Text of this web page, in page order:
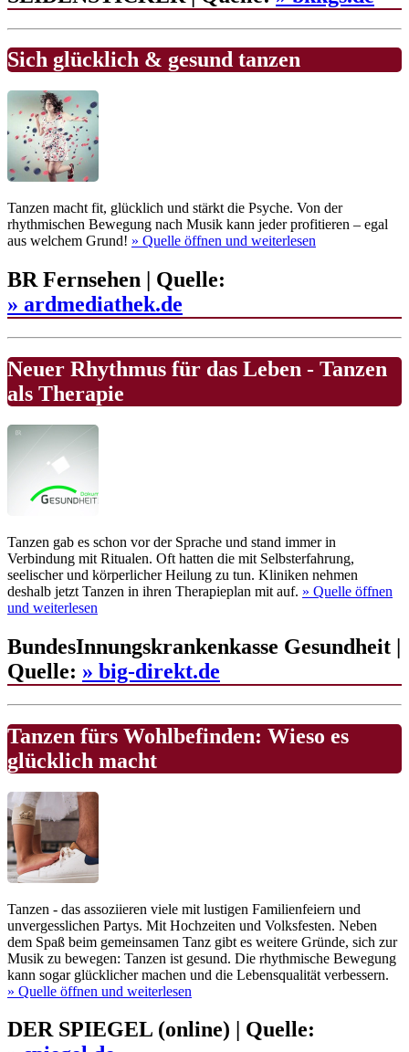
Sich glücklich & gesund tanzen
Tanzen macht fit, glücklich und stärkt die Psyche. Von der
rhythmischen Bewegung nach Musik kann jeder profitieren – egal
aus welchem Grund! » Quelle öffnen und weiterlesen
BR Fernsehen | Quelle:
» ardmediathek.de
Neuer Rhythmus für das Leben - Tanzen
als Therapie
Tanzen gab es schon vor der Sprache und stand immer in
Verbindung mit Ritualen. Oft hatten die mit Selbsterfahrung,
seelischer und körperlicher Heilung zu tun. Kliniken nehmen
deshalb jetzt Tanzen in ihren Therapieplan mit auf. » Quelle öffnen
und weiterlesen
BundesInnungskrankenkasse Gesundheit |
Quelle: » big-direkt.de
Tanzen fürs Wohlbefinden: Wieso es
glücklich macht
Tanzen - das assoziieren viele mit lustigen Familienfeiern und
unvergesslichen Partys. Mit Hochzeiten und Volksfesten. Neben
dem Spaß beim gemeinsamen Tanz gibt es weitere Gründe, sich zur
Musik zu bewegen: Tanzen ist gesund. Die rhythmische Bewegung
kann sogar glücklicher machen und die Lebensqualität verbessern.
» Quelle öffnen und weiterlesen
DER SPIEGEL (online) | Quelle: